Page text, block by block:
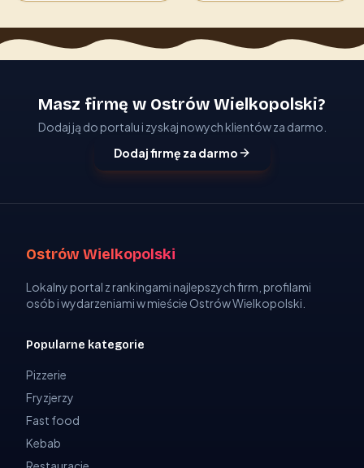
Masz firmę w Ostrów Wielkopolski?
Dodaj ją do portalu i zyskaj nowych klientów za darmo.
Dodaj firmę za darmo
Ostrów Wielkopolski
Lokalny portal z rankingami najlepszych firm, profilami
osób i wydarzeniami w mieście Ostrów Wielkopolski.
Popularne kategorie
Pizzerie
Fryzjerzy
Fast food
Kebab